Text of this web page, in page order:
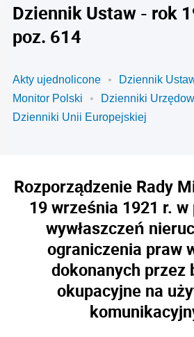
Dziennik Ustaw - rok
poz. 614
Akty ujednolicone
Dziennik
Monitor Polski
Dzienniki
Dzienniki Unii Europejskiej
Rozporządzenie Rady
19 września 1921 r.
wywłaszczeń
ograniczenia praw
dokonanych przez
okupacyjne na